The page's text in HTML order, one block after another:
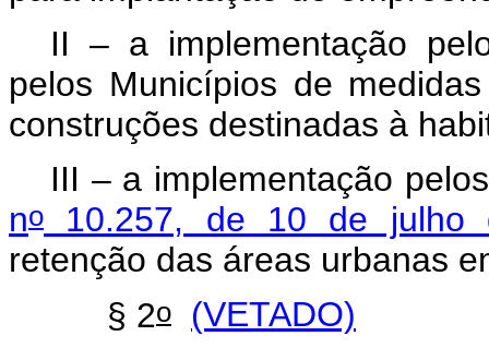
II – a implementação
pelos Municípios de
construções destinadas à
III –a implementação
no 10.257, de 10 de julho
retenção das áreas urbanas
§ 2o
(VETADO)